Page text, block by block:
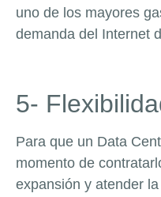
uno de los mayores
demanda del Internet
5-
Para que un Data
momento de
expansión y atender